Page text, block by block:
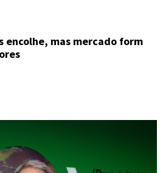
encolhe, mas mercado form